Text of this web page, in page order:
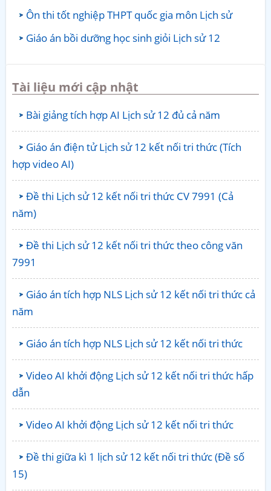
Ôn thi tốt nghiệp THPT quốc gia môn Lịch sử
Giáo án bồi dưỡng học sinh giỏi Lịch sử 12
Tài liệu mới cập nhật
Bài giảng tích hợp AI Lịch sử 12 đủ cả năm
Giáo án điện tử Lịch sử 12 kết nối tri thức (Tích
hợp video AI)
Đề thi Lịch sử 12 kết nối tri thức CV 7991 (Cả
năm)
Đề thi Lịch sử 12 kết nối tri thức theo công văn
7991
Giáo án tích hợp NLS Lịch sử 12 kết nối tri thức cả
năm
Giáo án tích hợp NLS Lịch sử 12 kết nối tri thức
Video AI khởi động Lịch sử 12 kết nối tri thức hấp
dẫn
Video AI khởi động Lịch sử 12 kết nối tri thức
Đề thi giữa kì 1 lịch sử 12 kết nối tri thức (Đề số
15)